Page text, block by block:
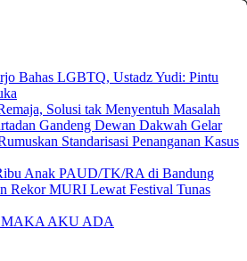
Bahas LGBTQ, Ustadz Yudi: Pintu
Solusi tak Menyentuh Masalah
Gandeng Dewan Dakwah Gelar
Standarisasi Penanganan Kasus
Anak PAUD/TK/RA di Bandung
Rekor MURI Lewat Festival Tunas
AKU ADA